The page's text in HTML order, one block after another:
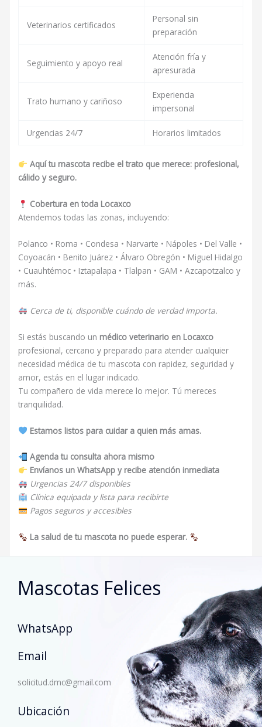
Veterinarios certificados
Personal sin
preparación
Seguimiento y apoyo real
Atención fría y
apresurada
Trato humano y cariñoso
Experiencia
impersonal
Urgencias 24/7 Horarios limitados
Aquí tu mascota recibe el trato que merece: profesional,
cálido y seguro.
Cobertura en toda Locaxco
Atendemos todas las zonas, incluyendo:
Polanco • Roma • Condesa • Narvarte • Nápoles • Del Valle •
Coyoacán • Benito Juárez • Álvaro Obregón • Miguel Hidalgo
• Cuauhtémoc • Iztapalapa • Tlalpan • GAM • Azcapotzalco y
más.
Cerca de ti, disponible cuándo de verdad importa.
Si estás buscando un médico veterinario en Locaxco
profesional, cercano y preparado para atender cualquier
necesidad médica de tu mascota con rapidez, seguridad y
amor, estás en el lugar indicado.
Tu compañero de vida merece lo mejor. Tú mereces
tranquilidad.
Estamos listos para cuidar a quien más amas.
Agenda tu consulta ahora mismo
Envíanos un WhatsApp y recibe atención inmediata
Urgencias 24/7 disponibles
Clínica equipada y lista para recibirte
Pagos seguros y accesibles
La salud de tu mascota no puede esperar.
Mascotas Felices
WhatsApp
Email
solicitud.dmc@gmail.com
Ubicación